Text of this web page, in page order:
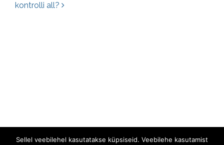
kontrolli all?
Sellel veebilehel kasutatakse küpsiseid. Veebilehe kasutamist